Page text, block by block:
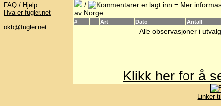
FAQ / Hjelp
Hva er fugler.net
okb@fugler.net
/
= Mer
av Norge
# Art Dato Antall
Alle observasjoner i
Klikk her for å
Linker